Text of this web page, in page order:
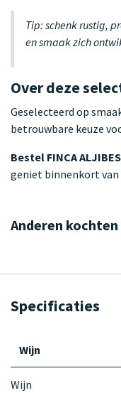
Tip: schenk rustig,
en smaak zich
Over deze
Geselecteerd op
betrouwbare keuze
Bestel FINCA
geniet binnenkort van
Anderen
Specificaties
Wijn
Wijn